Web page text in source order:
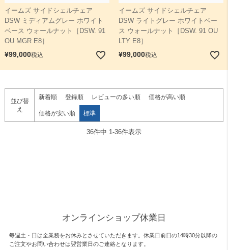
イームズ サイドシェルチェア
DSW ミディアムグレー ホワイト
ベース ウォールナット［DSW. 91
OU MGR E8］
¥99,000税込
イームズ サイドシェルチェア
DSW ライトグレー ホワイトベー
ス ウォールナット［DSW. 91 OU
LTY E8］
¥99,000税込
並び替
え
新着順 登録順 レビューの多い順 価格が高い順
価格が安い順 標準
36件中 1-36件表示
オンラインショップ休業日
毎週土・日は全業務をお休みとさせていただきます。休業日前日の14時30分以降の
ご注文やお問い合わせは翌営業日のご連絡となります。